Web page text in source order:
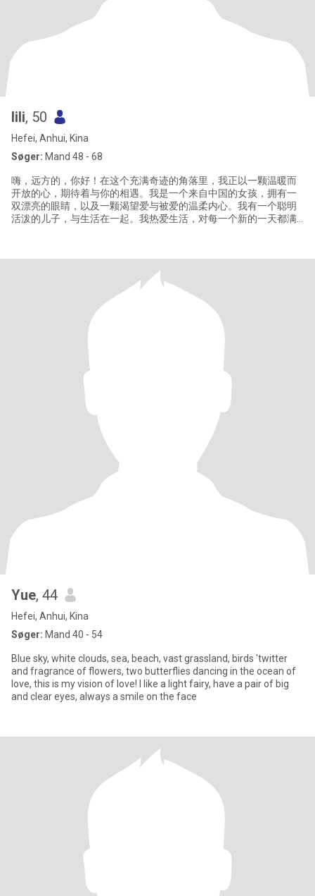
lili, 50
Hefei, Anhui, Kina
Søger: Mand 48 - 68
嗨，远方的，你好！在这个充满奇迹的角落里，我正以一颗温暖而
开放的心，期待着与你的相遇。我是一个来自中国的女孩，拥有一
双漂亮的眼睛，以及一颗渴望爱与被爱的温柔内心。我有一个聪明
活泼的儿子，与生活在一起。我热爱生活，对每一个新的一天都满
我学会了如何在繁忙中找到内心的平静与喜悦。我相信，生活的美
好不仅仅在于目的地，更在于沿途的风景和陪伴的人。 对于爱情，
我始终保持着一份纯真的，与壮憧
Yue, 44
Hefei, Anhui, Kina
Søger: Mand 40 - 54
Blue sky, white clouds, sea, beach, vast grassland, birds 'twitter
and fragrance of flowers, two butterflies dancing in the ocean of
love, this is my vision of love! I like a light fairy, have a pair of big
and clear eyes, always a smile on the face